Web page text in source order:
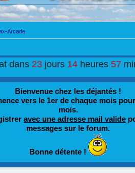
Arcade
dans23 jours14 heures57
Bienvenue chez les déjantés !
vers le 1er de chaque mois
mois.
avec une adresse mail valide
messages sur le forum.
Bonne détente !